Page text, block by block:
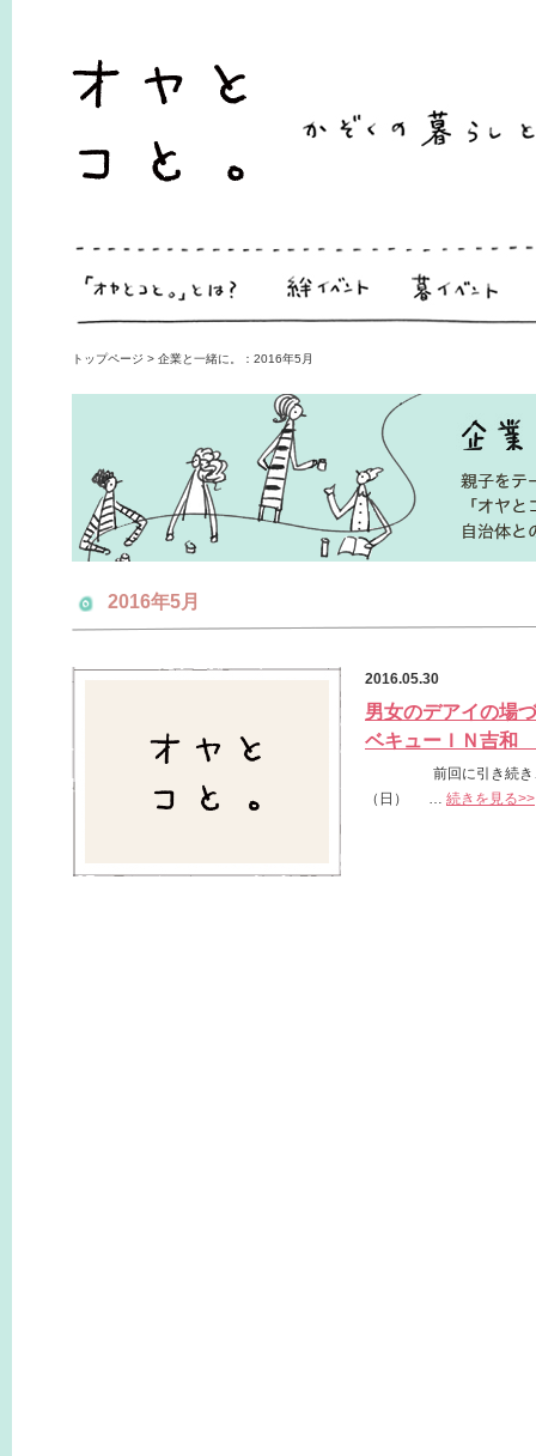
トップページ > 企業と一緒に。：2016年5月
2016年5月
2016.05.30
男女のデアイの場
ベキューＩＮ吉
前回に引き続き、男
（日）
… 続きを見る>>